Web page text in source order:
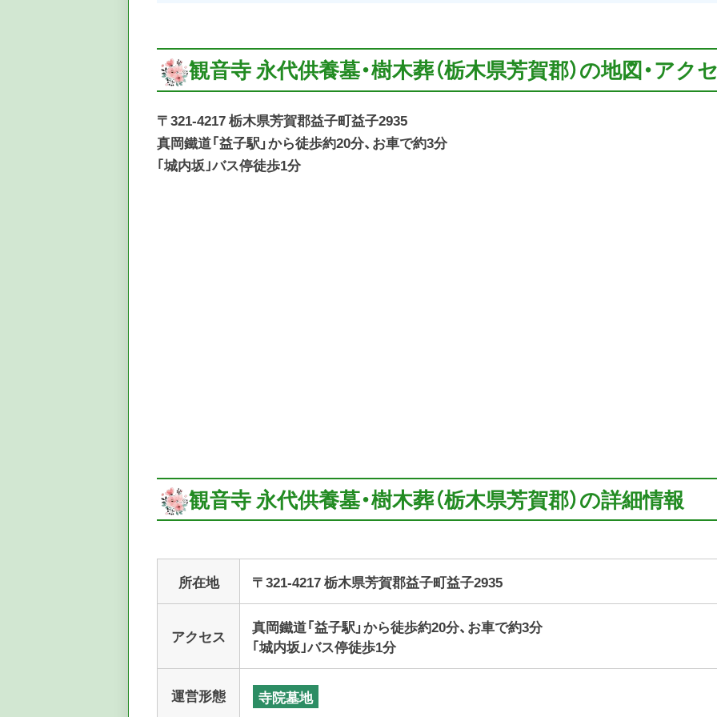
観音寺 永代供養墓・樹木葬（栃木県芳賀郡）の地図・アク
〒321-4217 栃木県芳賀郡益子町益子2935
真岡鐵道「益子駅」から徒歩約20分、お車で約3分
｢城内坂｣バス停徒歩1分
観音寺 永代供養墓・樹木葬（栃木県芳賀郡）の詳細情報
所在地 〒321-4217 栃木県芳賀郡益子町益子2935
アクセス
真岡鐵道「益子駅」から徒歩約20分、お車で約3分
｢城内坂｣バス停徒歩1分
運営形態 寺院墓地